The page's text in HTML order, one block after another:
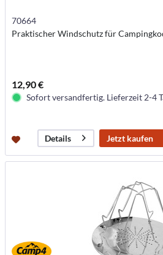
70664
Praktischer Windschutz für
12,90 €
Sofort versandfertig. Lieferzeit 2-4
Details Jetzt kaufen